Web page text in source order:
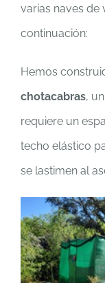
varias naves de
continuación:
Hemos
chotacabras,
requiere un
techo elástico
se lastimen al